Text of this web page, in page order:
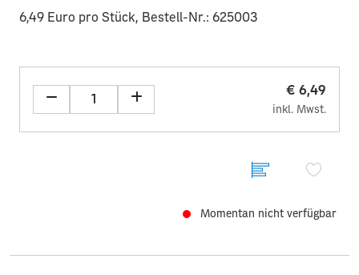
6,49 Euro pro Stück, Bestell-Nr.: 625003
€ 6,49
inkl. Mwst.
Momentan nicht verfügbar